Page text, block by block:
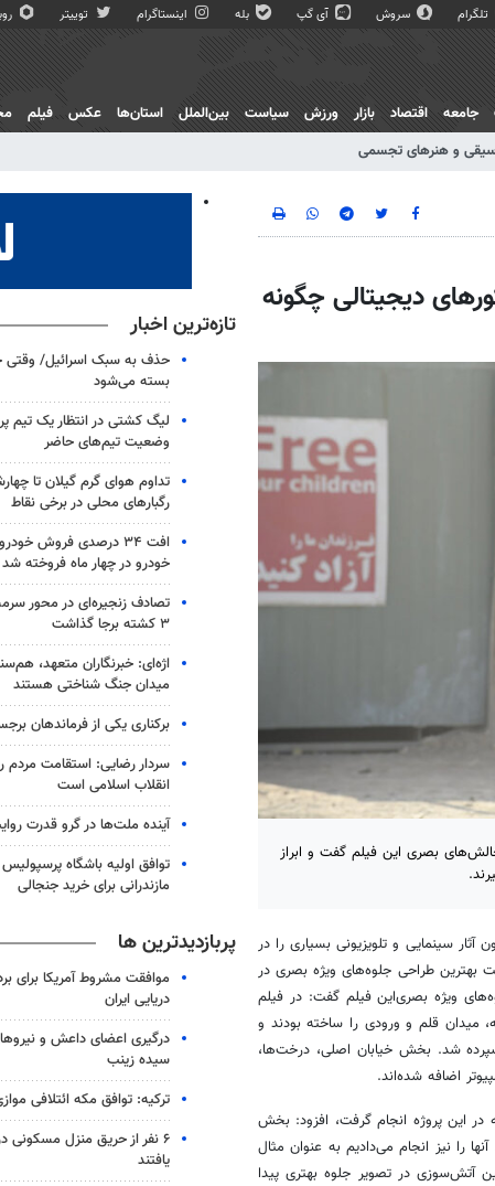
تلگرام سروش آی گپ بله اینستاگرام توییتر
و هنرهای تجسمی
جامعه اقتصاد بازار ورزش سیاست بین‌الملل استان‌ها عکس فیلم
دیجیتالی چگونه
بصری این فیلم گفت و ابراز
سینمایی و تلویزیونی بسیاری را در
بهترین طراحی جلوه‌های ویژه بصری در
ویژه بصری‌این فیلم گفت: در فیلم
میدان قلم و ورودی را ساخته بودند و
شد. بخش خیابان اصلی، درخت‌ها،
اضافه شده‌اند.
در این پروژه انجام گرفت، افزود: بخش
را نیز انجام می‌دادیم به عنوان مثال
آتش‌سوزی در تصویر جلوه بهتری پیدا
تازه‌ترین اخبار
حذف به سبک اسرائیل/ وقتی
بسته می‌شود
لیگ کشتی در انتظار یک تیم
وضعیت تیم‌های حاضر
تداوم هوای گرم گیلان تا
رگبارهای محلی در برخی نقاط
خودرو در چهار ماه فروخته شد
تصادف زنجیره‌ای در محور
۳ کشته برجا گذاشت
اژه‌ای: خبرنگاران متعهد،
میدان جنگ شناختی هستند
برکناری یکی از فرماندهان
سردار رضایی: استقامت مردم
انقلاب اسلامی است
آینده ملت‌ها در گرو قدرت
توافق اولیه باشگاه
مازندرانی برای خرید جنجالی
پربازدیدترین ها
موافقت مشروط آمریکا برای
دریایی ایران
درگیری اعضای داعش و
سیده زینب
ترکیه: توافق مکه ائتلافی
۶ نفر از حریق منزل
یافتند